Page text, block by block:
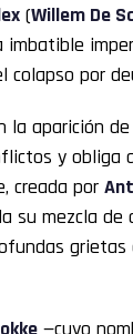
(Willem De
colapso por
la aparición de
y
creada por
su mezcla
—cuyo